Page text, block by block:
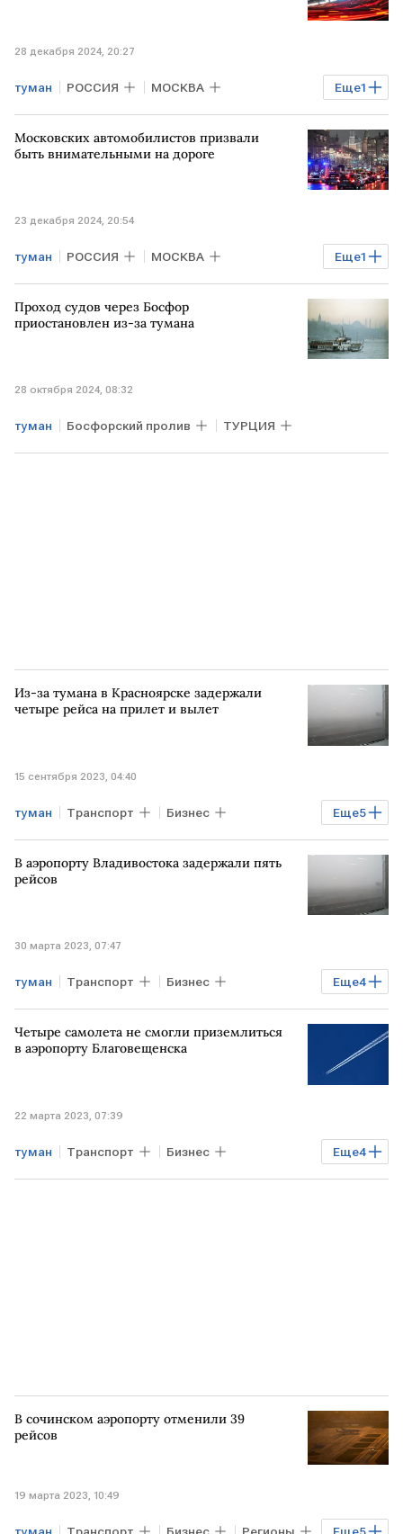
28 декабря 2024, 20:27
Еще1
туман РОССИЯ МОСКВА
движение авторанспорта
Московских автомобилистов призвали
быть внимательными на дороге
23 декабря 2024, 20:54
Еще1
туман РОССИЯ МОСКВА
дорожное движение
Проход судов через Босфор
приостановлен из-за тумана
28 октября 2024, 08:32
туман Босфорский пролив ТУРЦИЯ
Из-за тумана в Красноярске задержали
четыре рейса на прилет и вылет
15 сентября 2023, 04:40
Еще5
туман Транспорт Бизнес
Экономика Красноярск аэропорт
рейсы
В аэропорту Владивостока задержали пять
рейсов
30 марта 2023, 07:47
Еще4
туман Транспорт Бизнес
Экономика аэропорт
Владивосток рейсы
Четыре самолета не смогли приземлиться
в аэропорту Благовещенска
22 марта 2023, 07:39
Еще4
туман Транспорт Бизнес
Экономика Благовещенск
В сочинском аэропорту отменили 39
рейсов
19 марта 2023, 10:49
Еще5
туман Транспорт Бизнес Регионы